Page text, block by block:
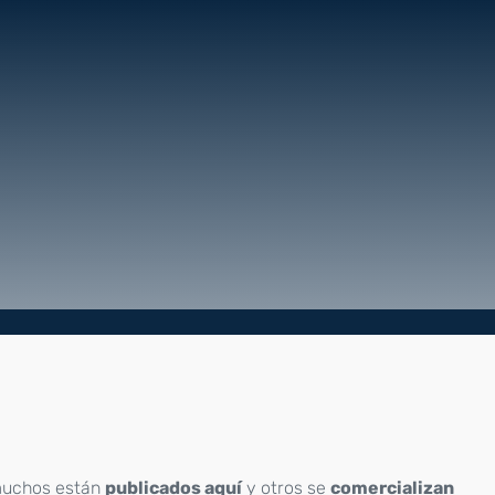
están publicados aquíy otros se comercializan